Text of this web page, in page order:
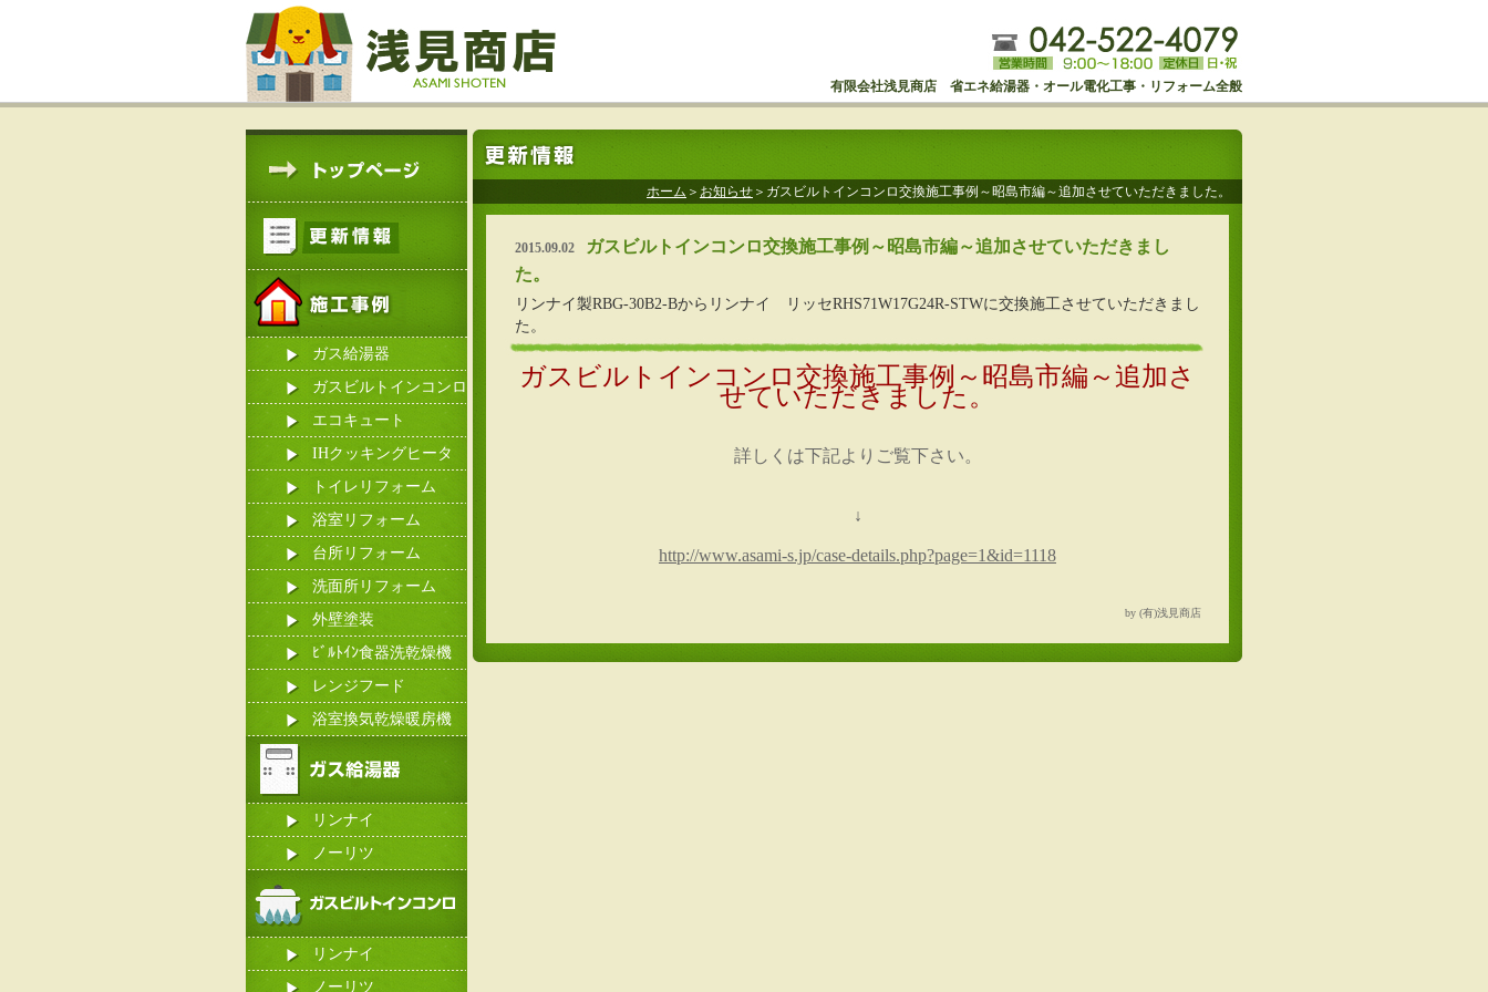
有限会社浅見商店 省エネ給湯器・オール電化工事・リフォーム全般
ガス給湯器
ガスビルトインコンロ
エコキュート
IHクッキングヒータ
ー
トイレリフォーム
浴室リフォーム
台所リフォーム
洗面所リフォーム
外壁塗装
ﾋﾞﾙﾄｲﾝ食器洗乾燥機
レンジフード
浴室換気乾燥暖房機
リンナイ
ノーリツ
リンナイ
ノーリツ
ホーム ＞ お知らせ ＞ガスビルトインコンロ交換施工事例～昭島市編～追加させていただきました。
2015.09.02
ガスビルトインコンロ交換施工事例～昭島市編～追加させていただきまし
た。
リンナイ製RBG-30B2-Bからリンナイ リッセRHS71W17G24R-STWに交換施工させていただきまし
た。
ガスビルトインコンロ交換施工事例～昭島市編～追加さ
せていただきました。
詳しくは下記よりご覧下さい。
↓
http://www.asami-s.jp/case-details.php?page=1&id=1118
by (有)浅見商店